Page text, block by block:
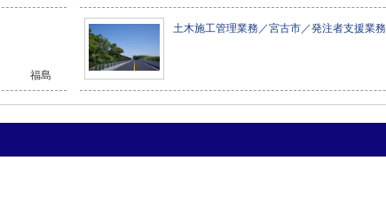
福島
土木施工管理業務／宮古市／発注者支援業務